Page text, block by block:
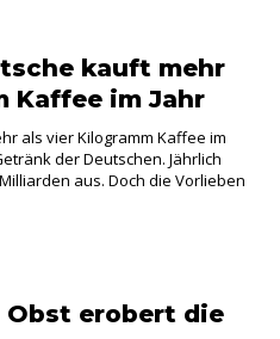
kauft mehr
Kaffee im Jahr
als vier Kilogramm Kaffee im
der Deutschen. Jährlich
aus. Doch die Vorlieben
erobert die